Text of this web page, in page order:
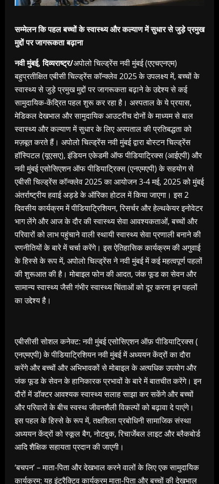
सम्मेलन कि पहल बच्चों के स्वास्थ्य और कल्याण में सुधार से जुड़े प्रमुख
मुद्दों पर जागरूकता बढ़ाना
नवी मुंबई, दिव्यराष्ट्र/अपोलो चिल्ड्रेंस नवी मुंबई (एएचएनएम)
बहुप्रतीक्षित एबीसी चिल्ड्रेंस कॉन्क्लेव 2025 के उपलक्ष्य में, बच्चों के
स्वास्थ्य से जुड़े प्रमुख मुद्दों पर जागरूकता बढ़ाने के उद्देश्य से कई
सामुदायिक-केंद्रित पहल शुरू कर रहा है। अस्पताल के ये प्रयास,
मेडिकल देखभाल और सामुदायिक आउटरीच दोनों के माध्यम से बाल
स्वास्थ्य और कल्याण में सुधार के लिए अस्पताल की प्रतिबद्धता को
मज़बूत करते हैं। अपोलो चिल्ड्रेंस नवी मुंबई द्वारा बोस्टन चिल्ड्रेंस
हॉस्पिटल (यूएसए), इंडियन एकेडमी ऑफ पीडियाट्रिक्स (आईएपी) और
नवी मुंबई एसोसिएशन ऑफ पीडियाट्रिक्स (एनएमएपी) के सहयोग से
एबीसी चिल्ड्रेंस कॉन्क्लेव 2025 का आयोजन 3-4 मई, 2025 को मुंबई
अंतर्राष्ट्रीय हवाई अड्डे के ऑरिका होटल में किया जाएगा। इस 2
दिवसीय कार्यक्रम में पीडियाट्रिशियन, रिसर्चर और हेल्थकेयर इनोवेटर
भाग लेंगे और आज के दौर की स्वास्थ्य सेवा आवश्यकताओं, बच्चों और
परिवारों को लाभ पहुंचाने वाली स्थायी स्वास्थ्य सेवा प्रणाली बनाने की
रणनीतियों के बारे में चर्चा करेंगे। इस ऐतिहासिक कार्यक्रम की अगुवाई
के हिस्से के रूप में, अपोलो चिल्ड्रेंस ने नवी मुंबई में कई महत्वपूर्ण पहलों
की शुरूआत की है। मोबाइल फोन की आदत, जंक फूड का सेवन और
सामान्य स्वास्थ्य जैसी गंभीर स्वास्थ्य चिंताओं को दूर करना इन पहलों
का उद्देश्य है।
एबीसीसी सोशल कनेक्ट: नवी मुंबई एसोसिएशन ऑफ़ पीडियाट्रिक्स (
एनएमएपी) के पीडियाट्रिशियन नवी मुंबई में अध्ययन केंद्रों का दौरा
करेंगे और बच्चों और अभिभावकों से मोबाइल के अत्यधिक उपयोग और
जंक फूड के सेवन के हानिकारक प्रभावों के बारे में बातचीत करेंगे। इन
दौरों में डॉक्टर आवश्यक स्वास्थ्य सलाह साझा कर सकेंगे और बच्चों
और परिवारों के बीच स्वस्थ जीवनशैली विकल्पों को बढ़ावा दे पाएंगे।
इस पहल के हिस्से के रूप में, तक्षशिला प्रबोधिनी सामाजिक संस्था
अध्ययन केंद्रों को स्कूल बैग, नोटबुक, रिचार्जेबल लाइट और ब्लैकबोर्ड
आदि शैक्षिक सहायता प्रदान की जाएगी।
‘बचपन’ – माता-पिता और देखभाल करने वालों के लिए एक सामुदायिक
कार्यक्रम: यह इंटरैक्टिव कार्यक्रम माता-पिता और बच्चों की देखभाल